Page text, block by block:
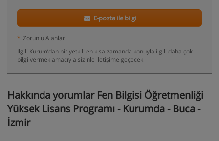
E-posta ile bilgi
* Zorunlu Alanlar
Ilgili Kurum’dan bir yetkili en kısa zamanda konuyla ilgili daha çok
bilgi vermek amacıyla sizinle iletişime geçecek
Hakkında yorumlar Fen Bilgisi Öğretmenliği
Yüksek Lisans Programı - Kurumda - Buca -
İzmir